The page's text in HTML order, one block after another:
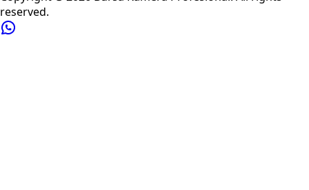
reserved.